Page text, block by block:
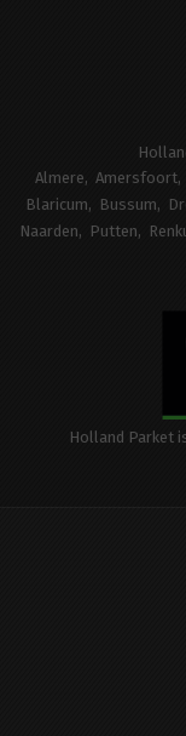
Almere
Amersfoort
Blaricum
Bussum
Naarden
Putten
Holland Parket